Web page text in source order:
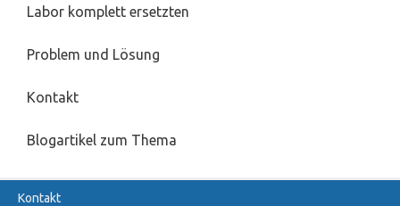
Labor komplett ersetzten
Problem und Lösung
Kontakt
Blogartikel zum Thema
Kontakt